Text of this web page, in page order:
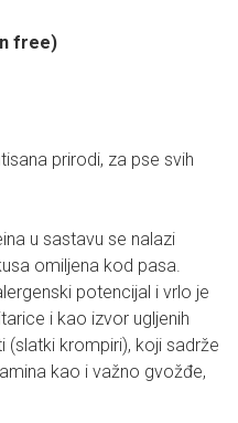
free)
prirodi, za pse svih
u sastavu se nalazi
omiljena kod pasa.
potencijal i vrlo je
i kao izvor ugljenih
(slatki krompiri), koji sadrže
kao i važno gvožđe,